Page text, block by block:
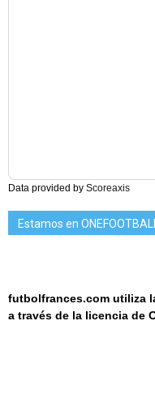
Data provided by Scoreaxis
Estamos en ONEFOOTBALL
futbolfrances.com utiliza
a través de la licencia de